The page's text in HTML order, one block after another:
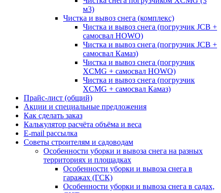
м3)
Чистка и вывоз снега (комплекс)
Чистка и вывоз снега (погрузчик JCB +
самосвал HOWO)
Чистка и вывоз снега (погрузчик JCB +
самосвал Камаз)
Чистка и вывоз снега (погрузчик
XCMG + самосвал HOWO)
Чистка и вывоз снега (погрузчик
XCMG + самосвал Камаз)
Прайс-лист (общий)
Акции и специальные предложения
Как сделать заказ
Калькулятор расчёта объёма и веса
E-mail рассылка
Советы строителям и садоводам
Особенности уборки и вывоза снега на разных
территориях и площадках
Особенности уборки и вывоза снега в
гаражах (ГСК)
Особенности уборки и вывоза снега в садах,